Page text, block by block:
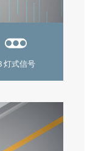
灯式信号